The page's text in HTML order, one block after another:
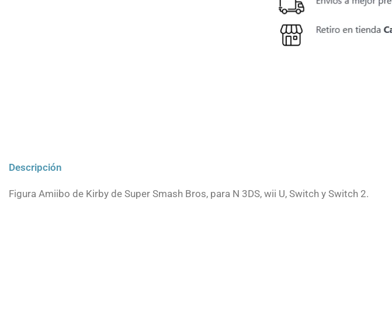
Descripción
Figura Amiibo de Kirby de Super Smash Bros, para N 3DS, wii U, Switch y Switch 2.